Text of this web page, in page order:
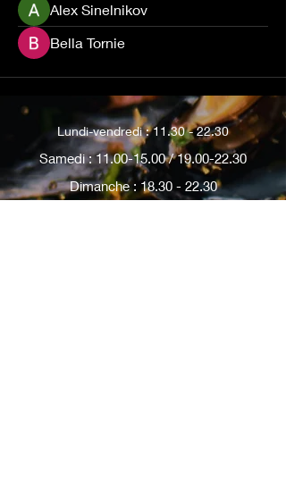
Alex Sinelnikov
Bella Tornie
Lundi-vendredi :11.30 - 22.30
Samedi :11.00-15.00/19.00-22.30
Dimanche : 18.30 - 22.30